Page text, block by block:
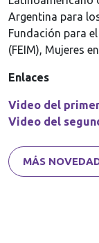
Argentina para
Fundación para
(FEIM), Mujeres
Enlaces
Video del
Video del
MÁS